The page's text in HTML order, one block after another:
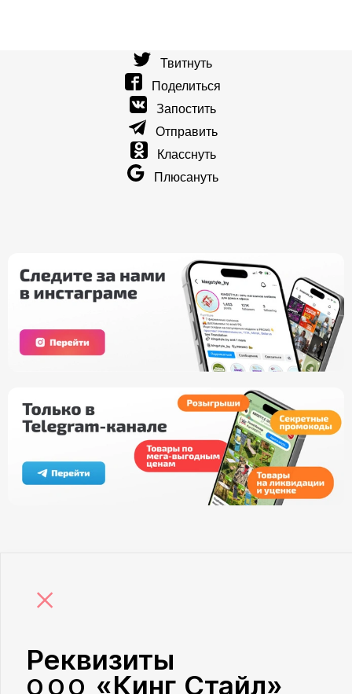
Твитнуть
Поделиться
Запостить
Отправить
Класснуть
Плюсануть
×
Реквизиты
ООО «Кинг Стайл»